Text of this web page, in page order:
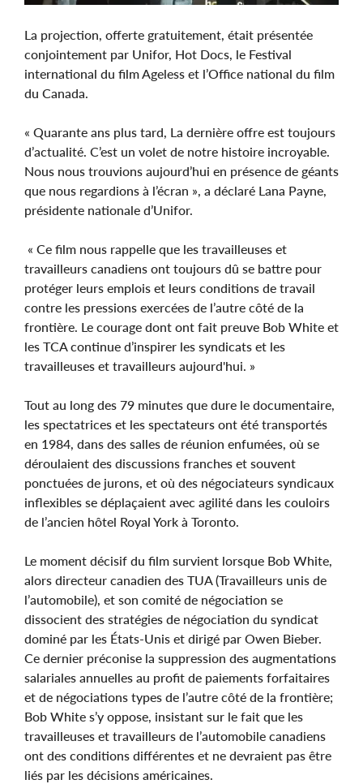
La projection, offerte gratuitement, était présentée
conjointement par Unifor, Hot Docs, le Festival
international du film Ageless et l’Office national du film
du Canada.
« Quarante ans plus tard, La dernière offre est toujours
d’actualité. C’est un volet de notre histoire incroyable.
Nous nous trouvions aujourd’hui en présence de géants
que nous regardions à l’écran », a déclaré Lana Payne,
présidente nationale d’Unifor.
« Ce film nous rappelle que les travailleuses et
travailleurs canadiens ont toujours dû se battre pour
protéger leurs emplois et leurs conditions de travail
contre les pressions exercées de l’autre côté de la
frontière. Le courage dont ont fait preuve Bob White et
les TCA continue d’inspirer les syndicats et les
travailleuses et travailleurs aujourd'hui. »
Tout au long des 79 minutes que dure le documentaire,
les spectatrices et les spectateurs ont été transportés
en 1984, dans des salles de réunion enfumées, où se
déroulaient des discussions franches et souvent
ponctuées de jurons, et où des négociateurs syndicaux
inflexibles se déplaçaient avec agilité dans les couloirs
de l’ancien hôtel Royal York à Toronto.
Le moment décisif du film survient lorsque Bob White,
alors directeur canadien des TUA (Travailleurs unis de
l’automobile), et son comité de négociation se
dissocient des stratégies de négociation du syndicat
dominé par les États-Unis et dirigé par Owen Bieber.
Ce dernier préconise la suppression des augmentations
salariales annuelles au profit de paiements forfaitaires
et de négociations types de l’autre côté de la frontière;
Bob White s’y oppose, insistant sur le fait que les
travailleuses et travailleurs de l’automobile canadiens
ont des conditions différentes et ne devraient pas être
liés par les décisions américaines.